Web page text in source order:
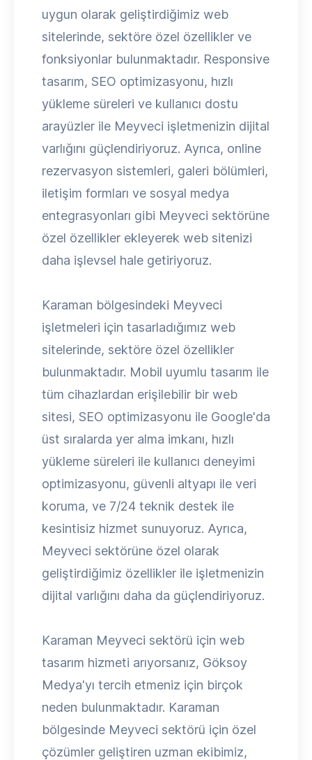
uygun olarak geliştirdiğimiz web
sitelerinde, sektöre özel özellikler ve
fonksiyonlar bulunmaktadır. Responsive
tasarım, SEO optimizasyonu, hızlı
yükleme süreleri ve kullanıcı dostu
arayüzler ile Meyveci işletmenizin dijital
varlığını güçlendiriyoruz. Ayrıca, online
rezervasyon sistemleri, galeri bölümleri,
iletişim formları ve sosyal medya
entegrasyonları gibi Meyveci sektörüne
özel özellikler ekleyerek web sitenizi
daha işlevsel hale getiriyoruz.
Karaman bölgesindeki Meyveci
işletmeleri için tasarladığımız web
sitelerinde, sektöre özel özellikler
bulunmaktadır. Mobil uyumlu tasarım ile
tüm cihazlardan erişilebilir bir web
sitesi, SEO optimizasyonu ile Google'da
üst sıralarda yer alma imkanı, hızlı
yükleme süreleri ile kullanıcı deneyimi
optimizasyonu, güvenli altyapı ile veri
koruma, ve 7/24 teknik destek ile
kesintisiz hizmet sunuyoruz. Ayrıca,
Meyveci sektörüne özel olarak
geliştirdiğimiz özellikler ile işletmenizin
dijital varlığını daha da güçlendiriyoruz.
Karaman Meyveci sektörü için web
tasarım hizmeti arıyorsanız, Göksoy
Medya'yı tercih etmeniz için birçok
neden bulunmaktadır. Karaman
bölgesinde Meyveci sektörü için özel
çözümler geliştiren uzman ekibimiz,